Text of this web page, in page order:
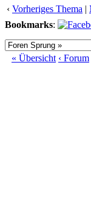
‹ Vorheriges Thema |
Bookmarks:
« Übersicht ‹ Forum